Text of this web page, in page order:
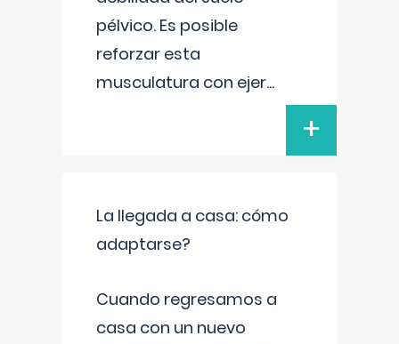
pélvico. Es posible
reforzar esta
musculatura con ejer...
+
La llegada a casa: cómo
adaptarse?
Cuando regresamos a
casa con un nuevo